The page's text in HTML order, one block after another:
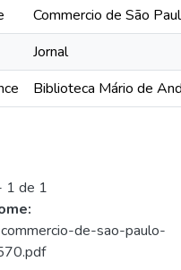
Commercio de São
Jornal
Biblioteca Mário de
1 de 1
de-sao-paulo-